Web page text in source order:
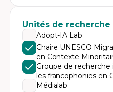
Unités de recherche
Adopt-IA Lab
Chaire UNESCO
en Contexte
Groupe de recherche
les francophonies en
Médialab